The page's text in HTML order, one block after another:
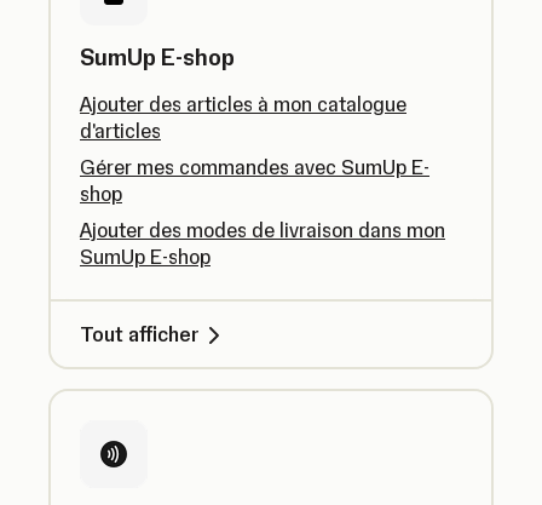
SumUp E-shop
Ajouter des articles à mon catalogue
d'articles
Gérer mes commandes avec SumUp E-
shop
Ajouter des modes de livraison dans mon
SumUp E-shop
Tout afficher